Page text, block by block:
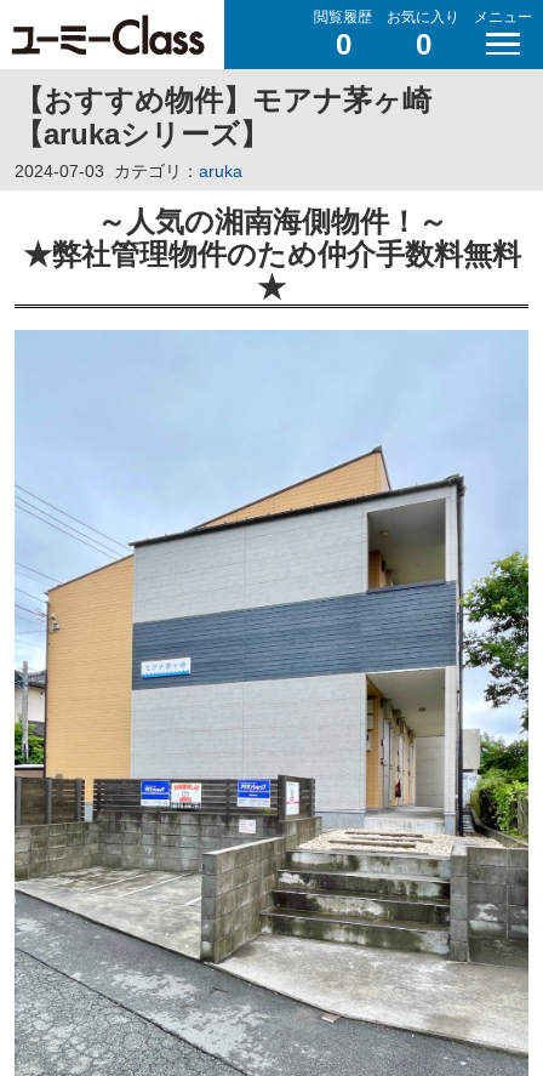
閲覧履歴
0
お気に入り
0
メニュー
【おすすめ物件】モアナ茅ヶ崎
【arukaシリーズ】
2024-07-03 カテゴリ： aruka
～人気の湘南海側物件！ ～
★弊社管理物件のため仲介手数料無料
★